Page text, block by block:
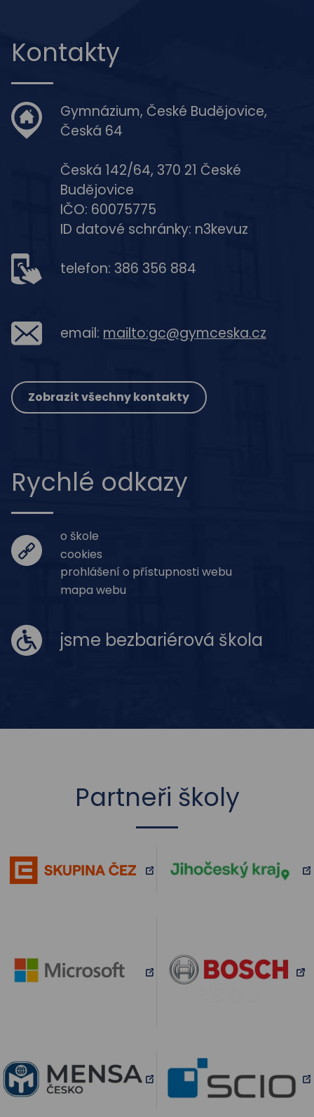
Kontakty
Gymnázium, České Budějovice,
Česká 64
Česká 142/64, 370 21 České
Budějovice
IČO: 60075775
ID datové schránky: n3kevuz
telefon: 386 356 884
email: mailto:gc@gymceska.cz
Zobrazit všechny kontakty
Rychlé odkazy
o škole
cookies
prohlášení o přístupnosti webu
mapa webu
jsme bezbariérová škola
Partneři školy